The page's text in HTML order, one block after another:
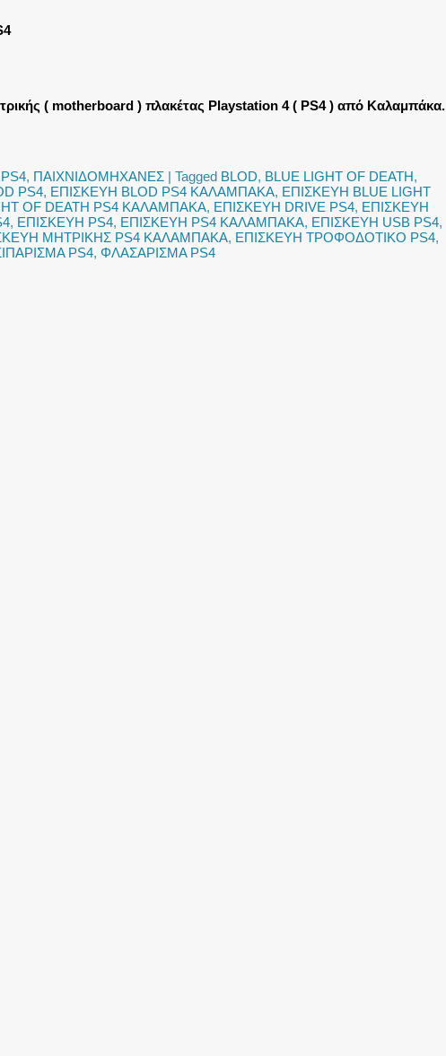
( motherboard ) πλακέτας Playstation 4 ( PS4 ) από Καλαμπάκα.
, ΠΑΙΧΝΙΔΟΜΗΧΑΝΕΣ | Tagged BLOD, BLUE LIGHT OF DEATH,
PS4, ΕΠΙΣΚΕΥΗ BLOD PS4 ΚΑΛΑΜΠΑΚΑ, ΕΠΙΣΚΕΥΗ BLUE LIGHT
OF DEATH PS4 ΚΑΛΑΜΠΑΚΑ, ΕΠΙΣΚΕΥΗ DRIVE PS4, ΕΠΙΣΚΕΥΗ
, ΕΠΙΣΚΕΥΗ PS4, ΕΠΙΣΚΕΥΗ PS4 ΚΑΛΑΜΠΑΚΑ, ΕΠΙΣΚΕΥΗ USB PS4,
ΜΗΤΡΙΚΗΣ PS4 ΚΑΛΑΜΠΑΚΑ, ΕΠΙΣΚΕΥΗ ΤΡΟΦΟΔΟΤΙΚΟ PS4,
PS4, ΦΛΑΣΑΡΙΣΜΑ PS4